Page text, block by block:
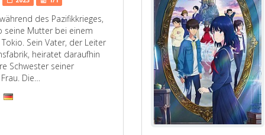
des Pazifikkrieges,
seine Mutter bei einem
Sein Vater, der Leiter
heiratet daraufhin
Schwester seiner
Die…